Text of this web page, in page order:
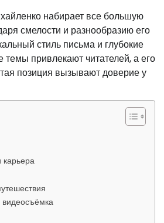
набирает все большую
смелости и разнообразию его
стиль письма и глубокие
темы привлекают читателей, а его
позиция вызывают доверие у